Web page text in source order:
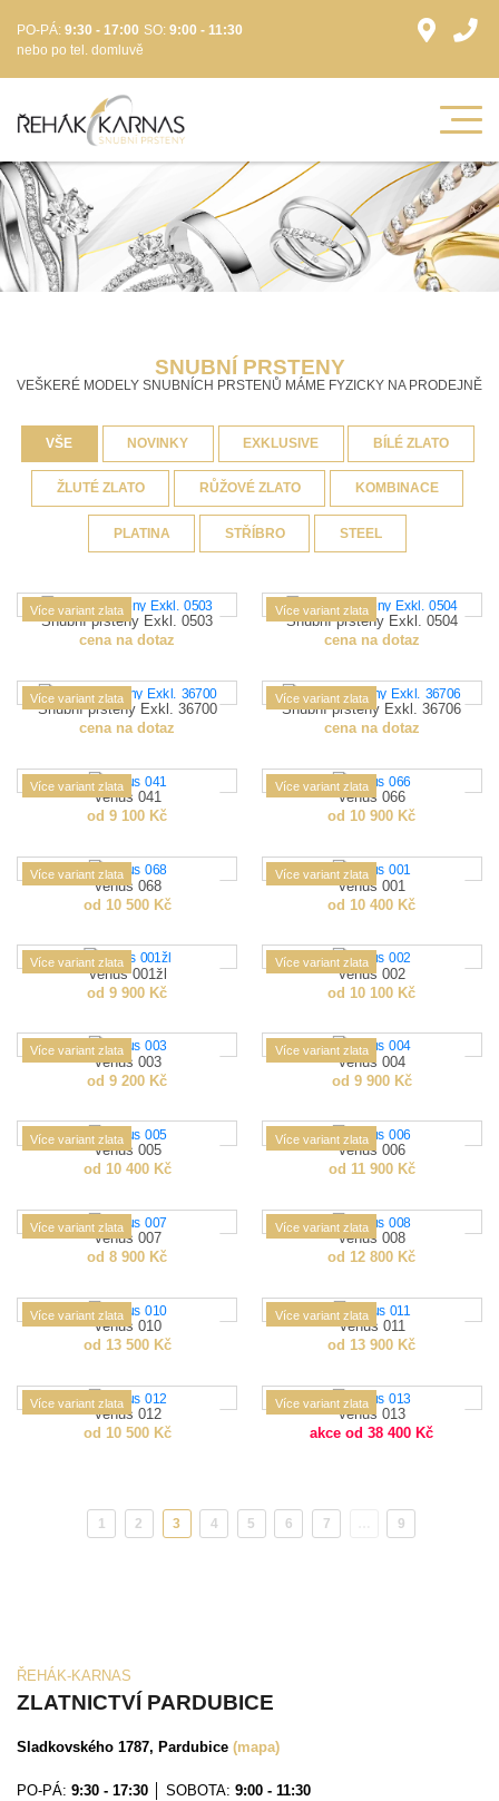
PO-PÁ: 9:30 - 17:00 SO: 9:00 - 11:30
nebo po tel. domluvě
SNUBNÍ PRSTENY
VEŠKERÉ MODELY SNUBNÍCH PRSTENŮ MÁME FYZICKY NA PRODEJNĚ
VŠE NOVINKY EXKLUSIVE BÍLÉ ZLATO
ŽLUTÉ ZLATO RŮŽOVÉ ZLATO KOMBINACE
PLATINA STŘÍBRO STEEL
Snubní prsteny Exkl. 0503
cena na dotaz
Více variant zlata
Snubní prsteny Exkl. 0504
cena na dotaz
Více variant zlata
Snubní prsteny Exkl. 36700
cena na dotaz
Více variant zlata
Snubní prsteny Exkl. 36706
cena na dotaz
Více variant zlata
Venus 041
od 9 100 Kč
Více variant zlata
Venus 066
od 10 900 Kč
Více variant zlata
Venus 068
od 10 500 Kč
Více variant zlata
Venus 001
od 10 400 Kč
Více variant zlata
Venus 001žl
od 9 900 Kč
Více variant zlata
Venus 002
od 10 100 Kč
Více variant zlata
Venus 003
od 9 200 Kč
Více variant zlata
Venus 004
od 9 900 Kč
Více variant zlata
Venus 005
od 10 400 Kč
Více variant zlata
Venus 006
od 11 900 Kč
Více variant zlata
Venus 007
od 8 900 Kč
Více variant zlata
Venus 008
od 12 800 Kč
Více variant zlata
Venus 010
od 13 500 Kč
Více variant zlata
Venus 011
od 13 900 Kč
Více variant zlata
Venus 012
od 10 500 Kč
Více variant zlata
Venus 013
akce od 38 400 Kč
Více variant zlata
1 2 3(aktuální)
4 5 6 7 9
ŘEHÁK-KARNAS
ZLATNICTVÍ PARDUBICE
Sladkovského 1787, Pardubice (mapa)
PO-PÁ: 9:30 - 17:30 │ SOBOTA: 9:00 - 11:30